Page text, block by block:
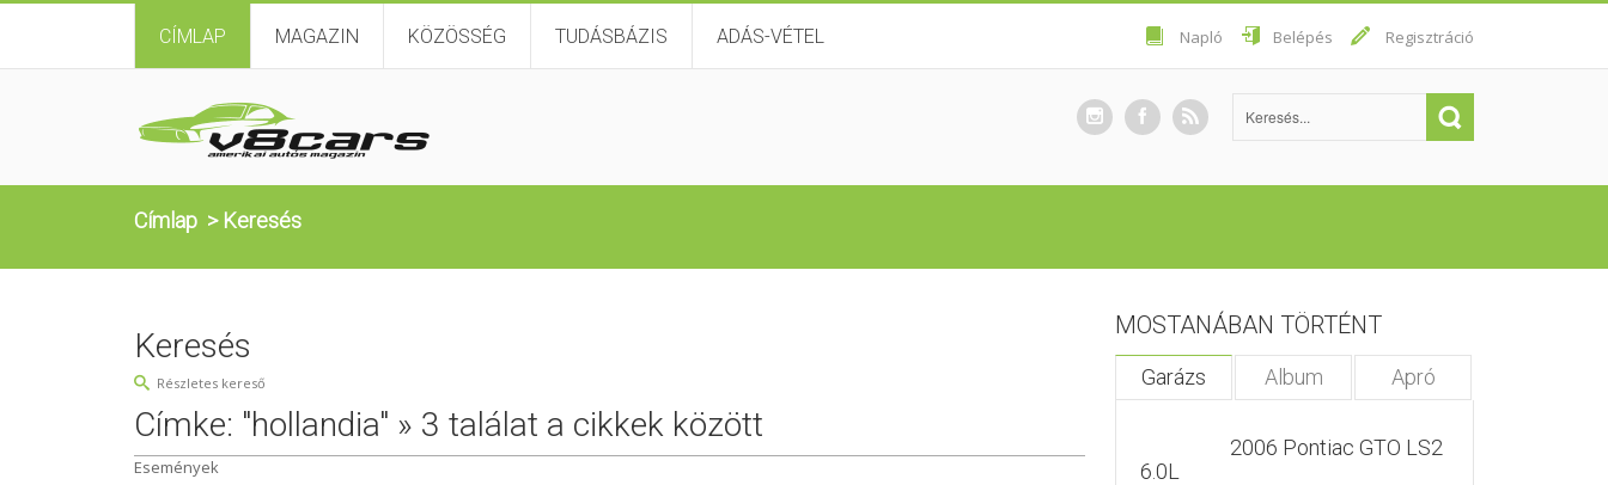
CÍMLAP MAGAZIN KÖZÖSSÉG TUDÁSBÁZIS ADÁS-VÉTEL Napló Belépés Regisztráció
Címlap > Keresés
Keresés
Részletes kereső
Címke: "hollandia" » 3 találat a cikkek között
Események
MOSTANÁBAN TÖRTÉNT
Garázs Album Apró
2006 Pontiac GTO LS2
6.0L